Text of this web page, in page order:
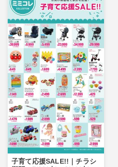
子育て応援SALE!!｜チラシ